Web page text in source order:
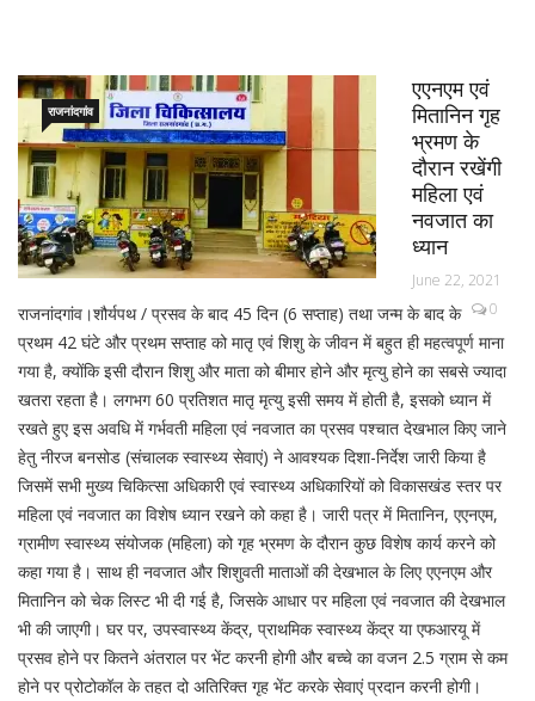
राजनांदगांव
एएनएम एवं
मितानिन गृह
भ्रमण के
दौरान रखेंगी
महिला एवं
नवजात का
ध्यान
June 22, 2021
0
राजनांदगांव।शौर्यपथ / प्रसव के बाद 45 दिन (6 सप्ताह) तथा जन्म के बाद के
प्रथम 42 घंटे और प्रथम सप्ताह को मातृ एवं शिशु के जीवन में बहुत ही महत्वपूर्ण माना
गया है, क्योंकि इसी दौरान शिशु और माता को बीमार होने और मृत्यु होने का सबसे ज्यादा
खतरा रहता है। लगभग 60 प्रतिशत मातृ मृत्यु इसी समय में होती है, इसको ध्यान में
रखते हुए इस अवधि में गर्भवती महिला एवं नवजात का प्रसव पश्चात देखभाल किए जाने
हेतु नीरज बनसोड (संचालक स्वास्थ्य सेवाएं) ने आवश्यक दिशा-निर्देश जारी किया है
जिसमें सभी मुख्य चिकित्सा अधिकारी एवं स्वास्थ्य अधिकारियों को विकासखंड स्तर पर
महिला एवं नवजात का विशेष ध्यान रखने को कहा है। जारी पत्र में मितानिन, एएनएम,
ग्रामीण स्वास्थ्य संयोजक (महिला) को गृह भ्रमण के दौरान कुछ विशेष कार्य करने को
कहा गया है। साथ ही नवजात और शिशुवती माताओं की देखभाल के लिए एएनएम और
मितानिन को चेक लिस्ट भी दी गई है, जिसके आधार पर महिला एवं नवजात की देखभाल
भी की जाएगी। घर पर, उपस्वास्थ्य केंद्र, प्राथमिक स्वास्थ्य केंद्र या एफआरयू में
प्रसव होने पर कितने अंतराल पर भेंट करनी होगी और बच्चे का वजन 2.5 ग्राम से कम
होने पर प्रोटोकॉल के तहत दो अतिरिक्त गृह भेंट करके सेवाएं प्रदान करनी होगी।